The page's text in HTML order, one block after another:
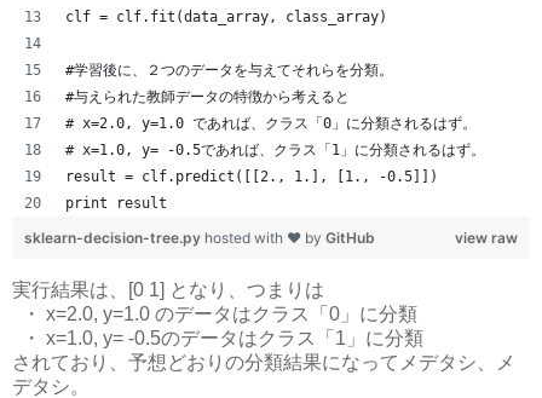
clf = clf.fit(data_array, class_array)
#学習後に、２つのデータを与えてそれらを分類。
#与えられた教師データの特徴から考えると
# x=2.0, y=1.0 であれば、クラス「0」に分類されるはず。
# x=1.0, y= -0.5であれば、クラス「1」に分類されるはず。
result = clf.predict([[2., 1.], [1., -0.5]])
print result
view raw
sklearn-decision-tree.py hosted with ❤ by GitHub
実行結果は、[0 1] となり、つまりは
・ x=2.0, y=1.0 のデータはクラス「0」に分類
・ x=1.0, y= -0.5のデータはクラス「1」に分類
されており、予想どおりの分類結果になってメデタシ、メ
デタシ。